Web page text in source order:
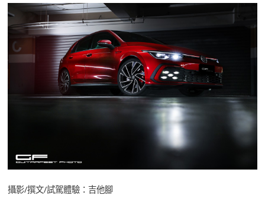
攝影/撰文/試駕體驗：吉他腳